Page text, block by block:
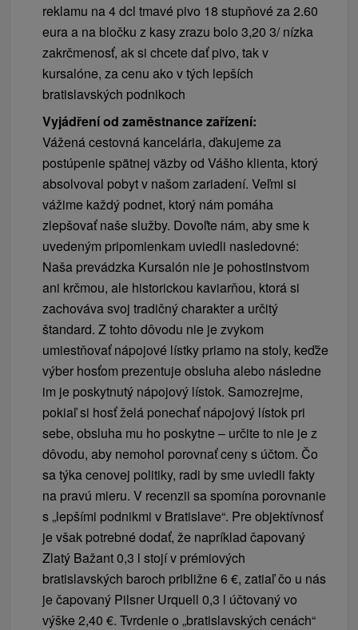
reklamu na 4 dcl tmavé pivo 18 stupňové za 2.60
eura a na bločku z kasy zrazu bolo 3,20 3/ nízka
zakrčmenosť, ak si chcete dať pivo, tak v
kursalóne, za cenu ako v tých lepších
bratislavských podnikoch
Vyjádření od zaměstnance zařízení:
Vážená cestovná kancelária, ďakujeme za
postúpenie spätnej väzby od Vášho klienta, ktorý
absolvoval pobyt v našom zariadení. Veľmi si
vážime každý podnet, ktorý nám pomáha
zlepšovať naše služby. Dovoľte nám, aby sme k
uvedeným pripomienkam uviedli nasledovné:
Naša prevádzka Kursalón nie je pohostinstvom
ani krčmou, ale historickou kaviarňou, ktorá si
zachováva svoj tradičný charakter a určitý
štandard. Z tohto dôvodu nie je zvykom
umiestňovať nápojové lístky priamo na stoly, keďže
výber hosťom prezentuje obsluha alebo následne
im je poskytnutý nápojový lístok. Samozrejme,
pokiaľ si hosť želá ponechať nápojový lístok pri
sebe, obsluha mu ho poskytne – určite to nie je z
dôvodu, aby nemohol porovnať ceny s účtom. Čo
sa týka cenovej politiky, radi by sme uviedli fakty
na pravú mieru. V recenzii sa spomína porovnanie
s „lepšími podnikmi v Bratislave“. Pre objektívnosť
je však potrebné dodať, že napríklad čapovaný
Zlatý Bažant 0,3 l stojí v prémiových
bratislavských baroch približne 6 €, zatiaľ čo u nás
je čapovaný Pilsner Urquell 0,3 l účtovaný vo
výške 2,40 €. Tvrdenie o „bratislavských cenách“